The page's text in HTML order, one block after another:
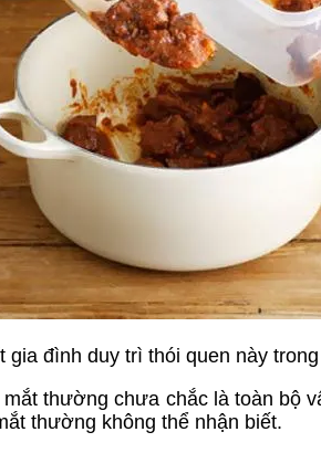
gia đình duy trì thói quen này
thường chưa chắc là toàn bộ
thường không thể nhận biết.